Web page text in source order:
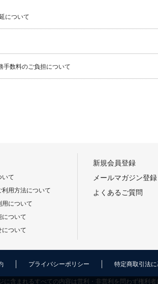
について
手数料のご負担について
いて
利用方法について
用について
について
について
新規会員登録
メールマガジン登録
よくあるご質問
プライバシーポリシー 特定商取引法
に含まれるすべての内容は営利・非営利を問わず権利者